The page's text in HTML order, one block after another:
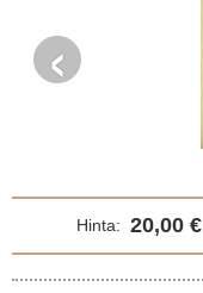
‹
Hinta: 20,00 €